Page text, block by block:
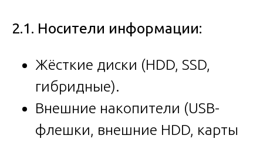
2.1. Носители информации:
Жёсткие диски (HDD, SSD,
гибридные).
Внешние накопители (USB-
флешки, внешние HDD, карты